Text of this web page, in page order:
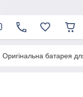
Оригінальна батарея